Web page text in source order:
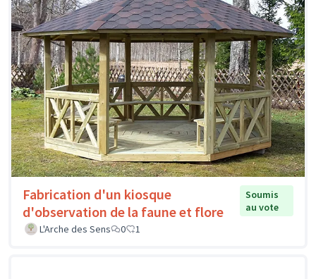
Fabrication d'un kiosque
d'observation de la faune et flore
Soumis
au vote
L'Arche des Sens
0 1